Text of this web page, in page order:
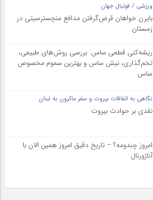
ورزشی / فوتبال جهان
بایرن خواهان قرض‌گرفتن مدافع منچسترسیتی در
زمستان
ریشه‌کنی قطعی ساس: بررسی روش‌های طبیعی،
تخم‌گذاری، نیش ساس و بهترین سموم مخصوص
ساس
نگاهی به اتفاقات بیروت و سفر ماکرون به لبنان
نقدی بر حوادث بیروت
امروز چندومه؟ – تاریخ دقیق امروز همین الان با
آناژورنال